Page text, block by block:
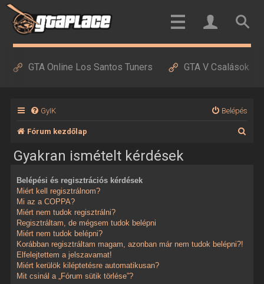
GTA Online Los Santos Tuners GTA V Csalások
GyIK Belépés
Fórum kezdőlap
Gyakran ismételt kérdések
Belépési és regisztrációs kérdések
Miért kell regisztrálnom?
Mi az a COPPA?
Miért nem tudok regisztrálni?
Regisztráltam, de mégsem tudok belépni
Miért nem tudok belépni?
Korábban regisztráltam magam, azonban már nem tudok belépni?!
Elfelejtettem a jelszavamat!
Miért kerülök kiléptetésre automatikusan?
Mit csinál a „Fórum sütik törlése”?